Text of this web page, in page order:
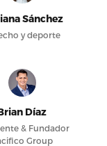
Sánchez
y deporte
Díaz
& Fundador
Group